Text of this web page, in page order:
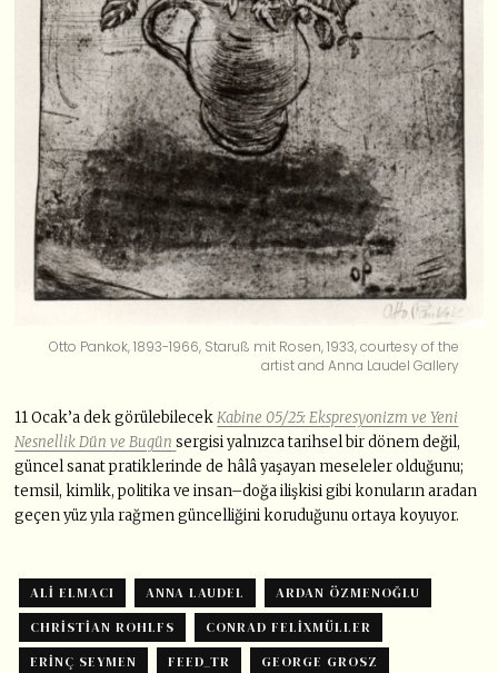
Otto Pankok, 1893-1966, Staruß mit Rosen, 1933, courtesy of the
artist and Anna Laudel Gallery
11 Ocak’a dek görülebilecekKabine 05/25: Ekspresyonizm ve Yeni
Nesnellik Dün ve Bugün sergisi yalnızca tarihsel bir dönem değil,
güncel sanat pratiklerinde de hâlâ yaşayan meseleler olduğunu;
temsil, kimlik, politika ve insan–doğa ilişkisi gibi konuların aradan
geçen yüz yıla rağmen güncelliğini koruduğunu ortaya koyuyor.
ALI ELMACI ANNA LAUDEL
ARDAN ÖZMENOĞLU
CHRISTIAN ROHLFS
CONRAD FELIXMÜLLER
ERINÇ SEYMEN
FEED_TR
GEORGE GROSZ